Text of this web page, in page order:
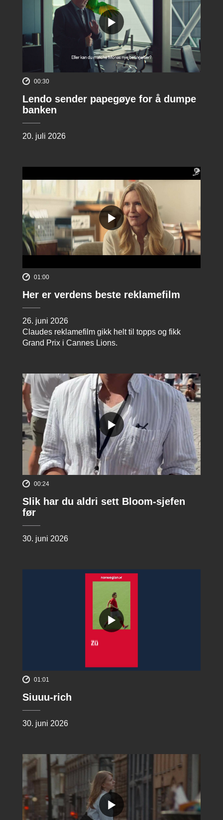
00:30
Lendo sender papegøye for å dumpe
banken
20. juli 2026
01:00
Her er verdens beste reklamefilm
26. juni 2026
Claudes reklamefilm gikk helt til topps og fikk
Grand Prix i Cannes Lions.
00:24
Slik har du aldri sett Bloom-sjefen
før
30. juni 2026
01:01
Siuuu-rich
30. juni 2026